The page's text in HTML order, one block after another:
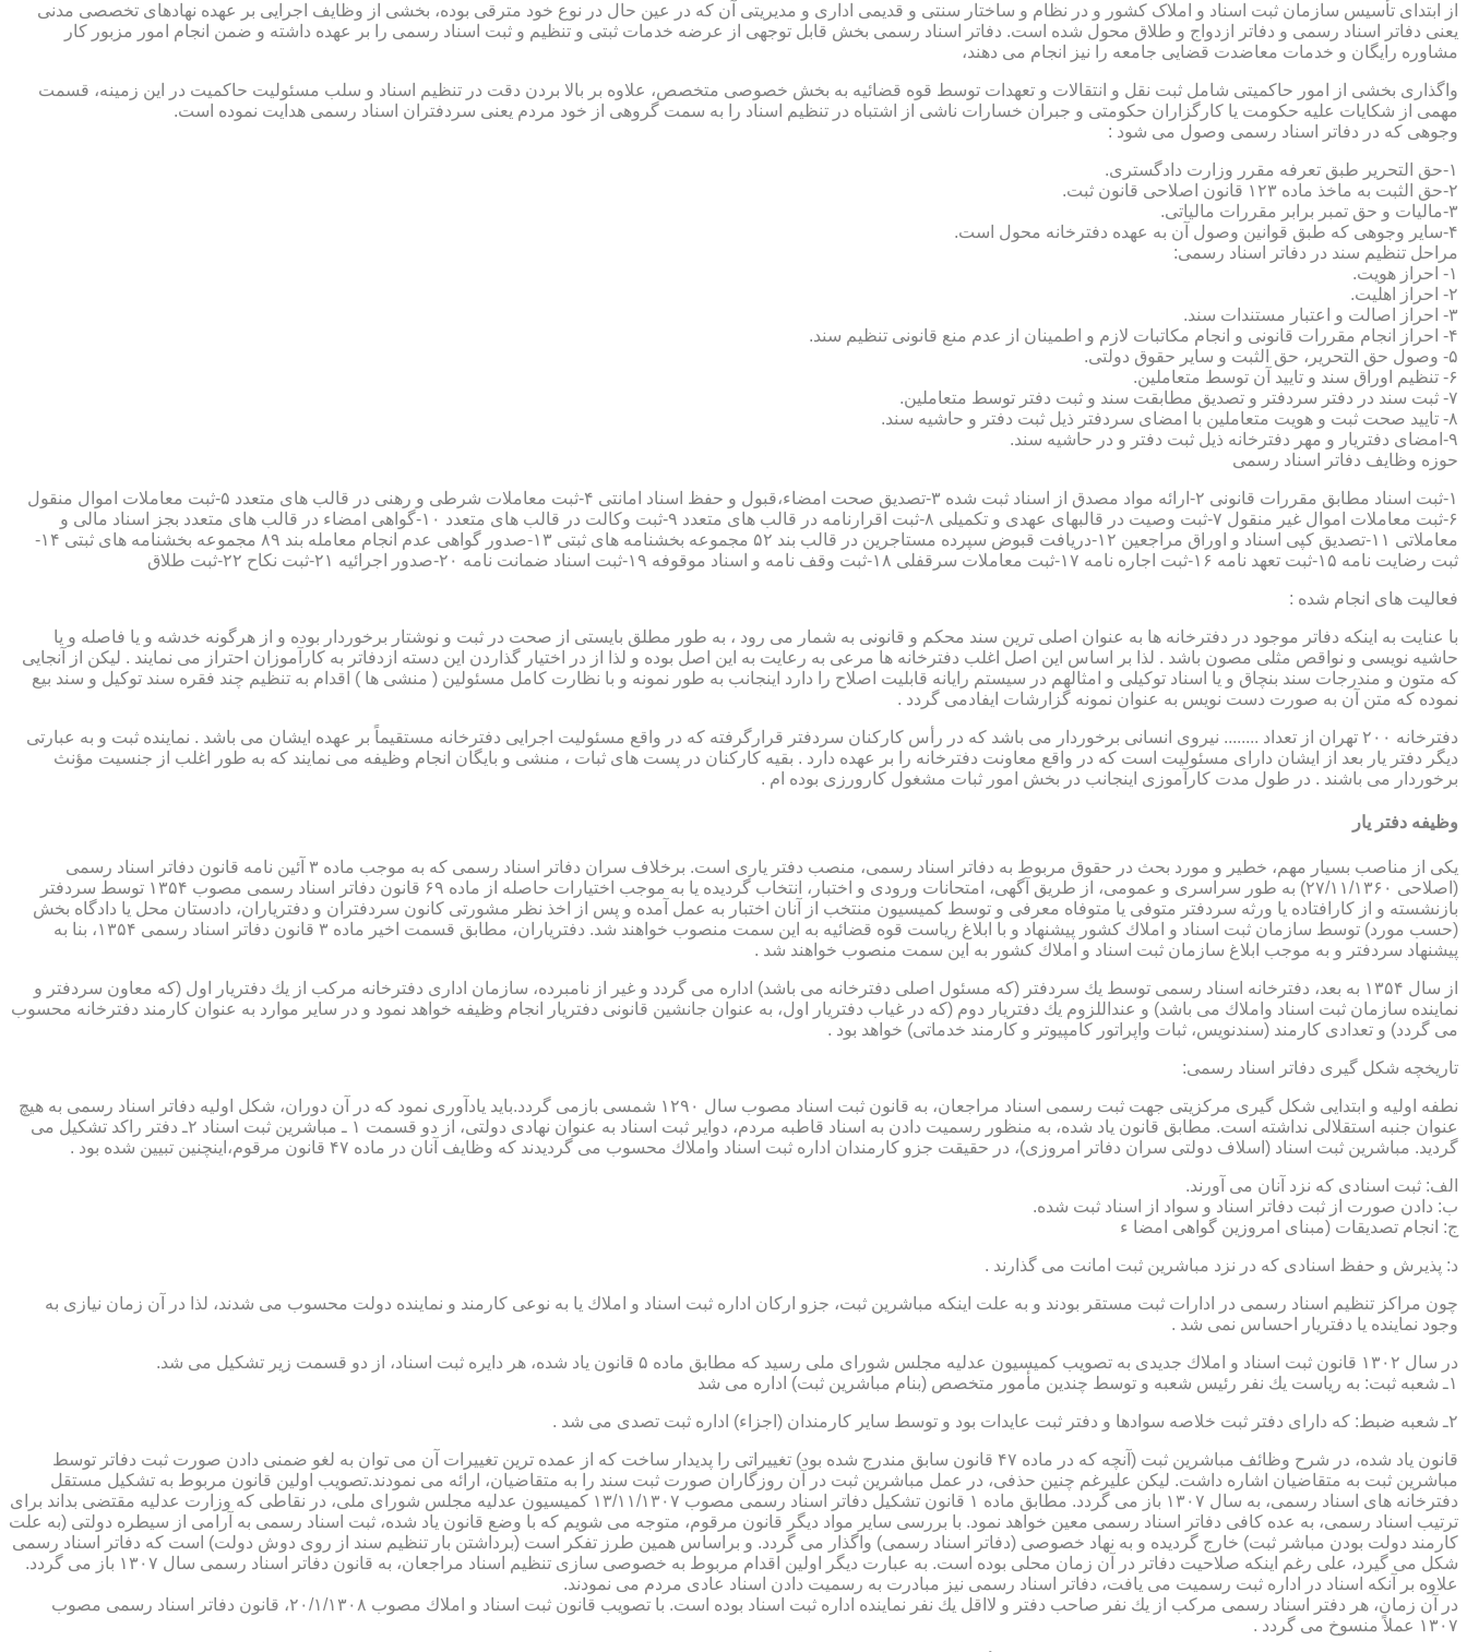
از ابتدای تأسیس سازمان ثبت اسناد و املاک کشور و در نظام و ساختار سنتی و قدیمی اداری و مدیریتی آن که در عین حال در نوع خود مترقی بوده، بخشی از وظایف اجرایی بر عهده نهادهای تخصصی مدنی
یعنی دفاتر اسناد رسمی و دفاتر ازدواج و طلاق محول شده است. دفاتر اسناد رسمی بخش قابل توجهی از عرضه خدمات ثبتی و تنظیم و ثبت اسناد رسمی را بر عهده داشته و ضمن انجام امور مزبور کار
مشاوره رایگان و خدمات معاضدت قضایی جامعه را نیز انجام می دهند،
واگذاری بخشی از امور حاکمیتی شامل ثبت نقل و انتقالات و تعهدات توسط قوه قضائیه به بخش خصوصی متخصص، علاوه بر بالا بردن دقت در تنظیم اسناد و سلب مسئولیت حاکمیت در این زمینه، قسمت
مهمی از شکایات علیه حکومت یا کارگزاران حکومتی و جبران خسارات ناشی از اشتباه در تنظیم اسناد را به سمت گروهی از خود مردم یعنی سردفتران اسناد رسمی هدایت نموده است.
وجوهی که در دفاتر اسناد رسمی وصول می شود :
۱-حق التحریر طبق تعرفه مقرر وزارت دادگستری.
۲-حق الثبت به ماخذ ماده ۱۲۳ قانون اصلاحی قانون ثبت.
۳-مالیات و حق تمبر برابر مقررات مالیاتی.
۴-سایر وجوهی که طبق قوانین وصول آن به عهده دفترخانه محول است.
مراحل تنظیم سند در دفاتر اسناد رسمی:
۱- احراز هویت.
۲- احراز اهلیت.
۳- احراز اصالت و اعتبار مستندات سند.
۴- احراز انجام مقررات قانونی و انجام مکاتبات لازم و اطمینان از عدم منع قانونی تنظیم سند.
۵- وصول حق التحریر، حق الثبت و سایر حقوق دولتی.
۶- تنظیم اوراق سند و تایید آن توسط متعاملین.
۷- ثبت سند در دفتر سردفتر و تصدیق مطابقت سند و ثبت دفتر توسط متعاملین.
۸- تایید صحت ثبت و هویت متعاملین با امضای سردفتر ذیل ثبت دفتر و حاشیه سند.
۹-امضای دفتریار و مهر دفترخانه ذیل ثبت دفتر و در حاشیه سند.
حوزه وظایف دفاتر اسناد رسمی
۱-ثبت اسناد مطابق مقررات قانونی ۲-ارائه مواد مصدق از اسناد ثبت شده ۳-تصدیق صحت امضاء،قبول و حفظ اسناد امانتی ۴-ثبت معاملات شرطی و رهنی در قالب های متعدد ۵-ثبت معاملات اموال منقول
۶-ثبت معاملات اموال غیر منقول ۷-ثبت وصیت در قالبهای عهدی و تکمیلی ۸-ثبت اقرارنامه در قالب های متعدد ۹-ثبت وکالت در قالب های متعدد ۱۰-گواهی امضاء در قالب های متعدد بجز اسناد مالی و
معاملاتی ۱۱-تصدیق کپی اسناد و اوراق مراجعین ۱۲-دریافت قبوض سپرده مستاجرین در قالب بند ۵۲ مجموعه بخشنامه های ثبتی ۱۳-صدور گواهی عدم انجام معامله بند ۸۹ مجموعه بخشنامه های ثبتی ۱۴-
ثبت رضایت نامه ۱۵-ثبت تعهد نامه ۱۶-ثبت اجاره نامه ۱۷-ثبت معاملات سرقفلی ۱۸-ثبت وقف نامه و اسناد موقوفه ۱۹-ثبت اسناد ضمانت نامه ۲۰-صدور اجرائیه ۲۱-ثبت نکاح ۲۲-ثبت طلاق
فعالیت های انجام شده :
با عنایت به اینکه دفاتر موجود در دفترخانه ها به عنوان اصلی ترین سند محکم و قانونی به شمار می رود ، به طور مطلق بایستی از صحت در ثبت و نوشتار برخوردار بوده و از هرگونه خدشه و یا فاصله و یا
حاشیه نویسی و نواقص مثلی مصون باشد . لذا بر اساس این اصل اغلب دفترخانه ها مرعی به رعایت به این اصل بوده و لذا از در اختیار گذاردن این دسته ازدفاتر به کارآموزان احتراز می نمایند . لیکن از آنجایی
که متون و مندرجات سند بنچاق و یا اسناد توکیلی و امثالهم در سیستم رایانه قابلیت اصلاح را دارد اینجانب به طور نمونه و با نظارت کامل مسئولین ( منشی ها ) اقدام به تنظیم چند فقره سند توکیل و سند بیع
نموده که متن آن به صورت دست نویس به عنوان نمونه گزارشات ایفادمی گردد .
دفترخانه ۲۰۰ تهران از تعداد ........ نیروی انسانی برخوردار می باشد که در رأس کارکنان سردفتر قرارگرفته که در واقع مسئولیت اجرایی دفترخانه مستقیماً بر عهده ایشان می باشد . نماینده ثبت و به عبارتی
دیگر دفتر یار بعد از ایشان دارای مسئولیت است که در واقع معاونت دفترخانه را بر عهده دارد . بقیه کارکنان در پست های ثبات ، منشی و بایگان انجام وظیفه می نمایند که به طور اغلب از جنسیت مؤنث
برخوردار می باشند . در طول مدت کارآموزی اینجانب در بخش امور ثبات مشغول کارورزی بوده ام .
وظیفه دفتر یار
یكی از مناصب بسیار مهم، خطیر و مورد بحث در حقوق مربوط به دفاتر اسناد رسمی، منصب دفتر یاری است. برخلاف سران دفاتر اسناد رسمی كه به موجب ماده ۳ آئین نامه قانون دفاتر اسناد رسمی
(اصلاحی ۲۷/۱۱/۱۳۶۰) به طور سراسری و عمومی، از طریق آگهی، امتحانات ورودی و اختبار، انتخاب گردیده یا به موجب اختیارات حاصله از ماده ۶۹ قانون دفاتر اسناد رسمی مصوب ۱۳۵۴ توسط سردفتر
بازنشسته و از كارافتاده یا ورثه سردفتر متوفی یا متوفاه معرفی و توسط كمیسیون منتخب از آنان اختبار به عمل آمده و پس از اخذ نظر مشورتی كانون سردفتران و دفتریاران، دادستان محل یا دادگاه بخش
(حسب مورد) توسط سازمان ثبت اسناد و املاك كشور پیشنهاد و با ابلاغ ریاست قوه قضائیه به این سمت منصوب خواهند شد. دفتریاران، مطابق قسمت اخیر ماده ۳ قانون دفاتر اسناد رسمی ۱۳۵۴، بنا به
پیشنهاد سردفتر و به موجب ابلاغ سازمان ثبت اسناد و املاك كشور به این سمت منصوب خواهند شد .
از سال ۱۳۵۴ به بعد، دفترخانه اسناد رسمی توسط یك سردفتر (كه مسئول اصلی دفترخانه می باشد) اداره می گردد و غیر از نامبرده، سازمان اداری دفترخانه مركب از یك دفتریار اول (كه معاون سردفتر و
نماینده سازمان ثبت اسناد واملاك می باشد) و عنداللزوم یك دفتریار دوم (كه در غیاب دفتریار اول، به عنوان جانشین قانونی دفتریار انجام وظیفه خواهد نمود و در سایر موارد به عنوان كارمند دفترخانه محسوب
می گردد) و تعدادی كارمند (سندنویس، ثبات واپراتور كامپیوتر و كارمند خدماتی) خواهد بود .
تاریخچه شكل گیری دفاتر اسناد رسمی:
نطفه اولیه و ابتدایی شكل گیری مركزیتی جهت ثبت رسمی اسناد مراجعان، به قانون ثبت اسناد مصوب سال ۱۲۹۰ شمسی بازمی گردد.باید یادآوری نمود كه در آن دوران، شكل اولیه دفاتر اسناد رسمی به هیچ
عنوان جنبه استقلالی نداشته است. مطابق قانون یاد شده، به منظور رسمیت دادن به اسناد قاطبه مردم، دوایر ثبت اسناد به عنوان نهادی دولتی، از دو قسمت ۱ ـ مباشرین ثبت اسناد ۲ـ دفتر راكد تشكیل می
گردید. مباشرین ثبت اسناد (اسلاف دولتی سران دفاتر امروزی)، در حقیقت جزو كارمندان اداره ثبت اسناد واملاك محسوب می گردیدند كه وظایف آنان در ماده ۴۷ قانون مرقوم،اینچنین تبیین شده بود .
الف: ثبت اسنادی كه نزد آنان می آورند.
ب: دادن صورت از ثبت دفاتر اسناد و سواد از اسناد ثبت شده.
ج: انجام تصدیقات (مبنای امروزین گواهی امضا ء
د: پذیرش و حفظ اسنادی كه در نزد مباشرین ثبت امانت می گذارند .
چون مراكز تنظیم اسناد رسمی در ادارات ثبت مستقر بودند و به علت اینكه مباشرین ثبت، جزو اركان اداره ثبت اسناد و املاك یا به نوعی كارمند و نماینده دولت محسوب می شدند، لذا در آن زمان نیازی به
وجود نماینده یا دفتریار احساس نمی شد .
در سال ۱۳۰۲ قانون ثبت اسناد و املاك جدیدی به تصویب كمیسیون عدلیه مجلس شورای ملی رسید كه مطابق ماده ۵ قانون یاد شده، هر دایره ثبت اسناد، از دو قسمت زیر تشكیل می شد.
۱ـ شعبه ثبت: به ریاست یك نفر رئیس شعبه و توسط چندین مأمور متخصص (بنام مباشرین ثبت) اداره می شد
۲ـ شعبه ضبط: كه دارای دفتر ثبت خلاصه سوادها و دفتر ثبت عایدات بود و توسط سایر كارمندان (اجزاء) اداره ثبت تصدی می شد .
قانون یاد شده، در شرح وظائف مباشرین ثبت (آنچه كه در ماده ۴۷ قانون سابق مندرج شده بود) تغییراتی را پدیدار ساخت كه از عمده ترین تغییرات آن می توان به لغو ضمنی دادن صورت ثبت دفاتر توسط
مباشرین ثبت به متقاضیان اشاره داشت. لیكن علیرغم چنین حذفی، در عمل مباشرین ثبت در آن روزگاران صورت ثبت سند را به متقاضیان، ارائه می نمودند.تصویب اولین قانون مربوط به تشكیل مستقل
دفترخانه های اسناد رسمی، به سال ۱۳۰۷ باز می گردد. مطابق ماده ۱ قانون تشكیل دفاتر اسناد رسمی مصوب ۱۳/۱۱/۱۳۰۷ كمیسیون عدلیه مجلس شورای ملی، در نقاطی كه وزارت عدلیه مقتضی بداند برای
ترتیب اسناد رسمی، به عده كافی دفاتر اسناد رسمی معین خواهد نمود. با بررسی سایر مواد دیگر قانون مرقوم، متوجه می شویم كه با وضع قانون یاد شده، ثبت اسناد رسمی به آرامی از سیطره دولتی (به علت
كارمند دولت بودن مباشر ثبت) خارج گردیده و به نهاد خصوصی (دفاتر اسناد رسمی) واگذار می گردد. و براساس همین طرز تفكر است (برداشتن بار تنظیم سند از روی دوش دولت) است كه دفاتر اسناد رسمی
شكل می گیرد، علی رغم اینكه صلاحیت دفاتر در آن زمان محلی بوده است. به عبارت دیگر اولین اقدام مربوط به خصوصی سازی تنظیم اسناد مراجعان، به قانون دفاتر اسناد رسمی سال ۱۳۰۷ باز می گردد.
علاوه بر آنكه اسناد در اداره ثبت رسمیت می یافت، دفاتر اسناد رسمی نیز مبادرت به رسمیت دادن اسناد عادی مردم می نمودند.
در آن زمان، هر دفتر اسناد رسمی مركب از یك نفر صاحب دفتر و لااقل یك نفر نماینده اداره ثبت اسناد بوده است. با تصویب قانون ثبت اسناد و املاك مصوب ۲۰/۱/۱۳۰۸، قانون دفاتر اسناد رسمی مصوب
۱۳۰۷ عملاً منسوخ می گردد .